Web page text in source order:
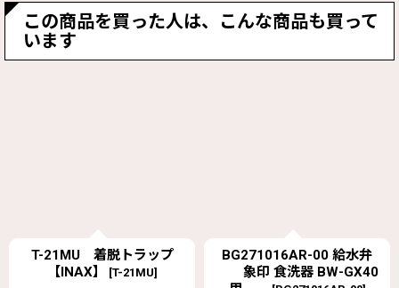
材
質
重
6.1ｋｇ
・ドイツ安全審査機関が認めた表面硬化強力ロードチェーン
を標準装備しています。 ・小型・軽量仕様で自重が軽く持ち
この商品を買った人は、こんな商品も買って
います
T-21MU 着脱トラップ
【INAX】
[T-21MU]
BG271016AR-00 給水弁
象印 食洗器 BW-GX40